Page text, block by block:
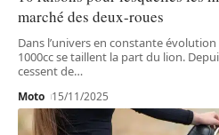
marché des deux-roues
Dans l’univers en constante
1000cc se taillent la part du lion.
cessent de…
Moto 15/11/2025